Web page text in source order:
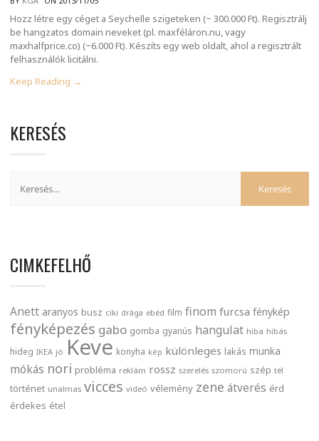
Hozz létre egy céget a Seychelle szigeteken (~ 300.000 Ft). Regisztrálj
be hangzatos domain neveket (pl. maxféláron.nu, vagy
maxhalfprice.co) (~6.000 Ft). Készíts egy web oldalt, ahol a regisztrált
felhasználók licitálni.
Keep Reading →
KERESÉS
CIMKEFELHŐ
Anett aranyos busz ciki drága ebéd film finom furcsa fénykép
fényképezés gabo gomba gyanús hangulat hiba hibás
hideg IKEA jó Keve konyha kép különleges lakás munka
mókás nori probléma reklám rossz szerelés szomorú szép tél
történet unalmas vicces videó vélemény zene átverés érd
érdekes étel